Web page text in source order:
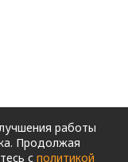
ООО
работы
Продолжая
с политикой